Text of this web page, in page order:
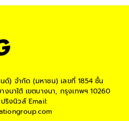
ด์) จำกัด (มหาชน) เลขที่ 1854 ชั้น
งนาใต้ เขตบางนา, กรุงเทพฯ 10260
ริงนิวส์Email: